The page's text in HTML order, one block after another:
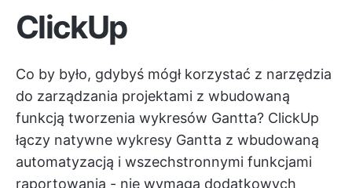
ClickUp
Co by było, gdybyś mógł korzystać z narzędzia
do zarządzania projektami z wbudowaną
funkcją tworzenia wykresów Gantta? ClickUp
łączy natywne wykresy Gantta z wbudowaną
automatyzacją i wszechstronnymi funkcjami
raportowania - nie wymaga dodatkowych